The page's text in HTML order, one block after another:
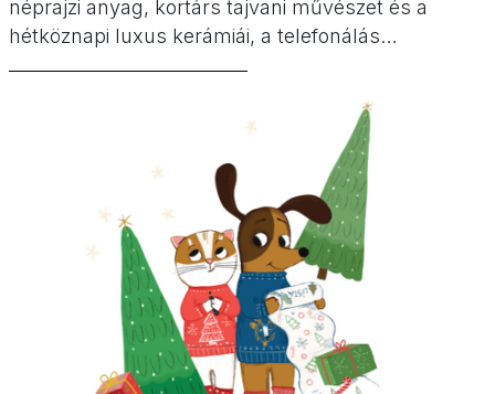
néprajzi anyag, kortárs tajvani művészet és a
hétköznapi luxus kerámiái, a telefonálás
időszaki kiállítások várnak ránk Budapesten,
amelyeket érdemes betervezni a téli szünetre vagy
a szürke, januári napokra.